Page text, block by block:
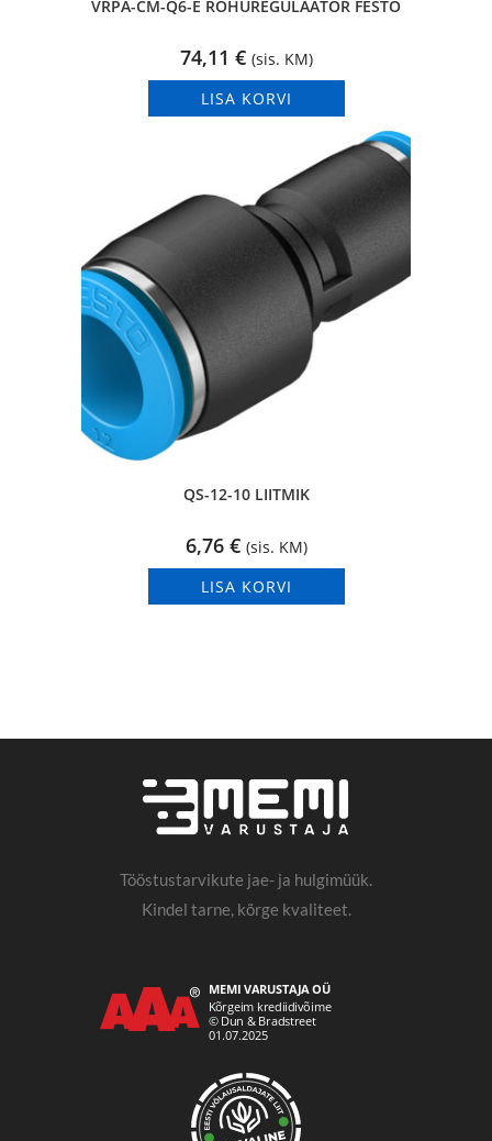
VRPA-CM-Q6-E RÕHUREGULAATOR FESTO
74,11 € (sis. KM)
LISA KORVI
QS-12-10 LIITMIK
6,76 € (sis. KM)
LISA KORVI
Tööstustarvikute jae- ja hulgimüük.
Kindel tarne, kõrge kvaliteet.